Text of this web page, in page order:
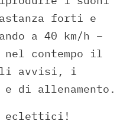
forti e
a 40 km/h –
contempo il
avvisi, i
e di allenamento.
eclettici!